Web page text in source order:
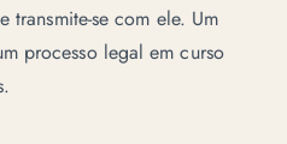
transmite-se com ele. Um
processo legal em curso